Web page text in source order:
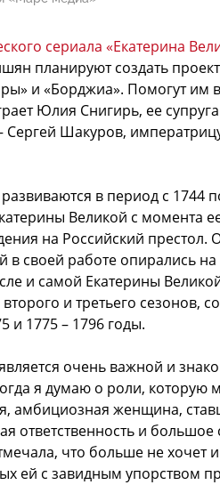
сериала «Екатерина
планируют создать
и «Борджиа». Помогут им
Юлия Снигирь, ее
Сергей Шакуров,
в период с 1744
Великой с момента
на Российский престол.
в своей работе опирались
и самой Екатерины
и третьего сезонов,
и 1775 – 1796 годы.
очень важной и
я думаю о роли, которую
амбициозная женщина,
ответственность и большое
что больше не хочет
ей с завидным упорством